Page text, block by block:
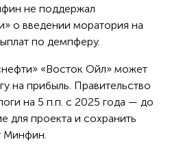
не поддержал
о введении моратория на
по демпферу.
«Восток Ойл» может
на прибыль. Правительство
на 5 п.п. с 2025 года — до
для проекта и сохранить
Минфин.